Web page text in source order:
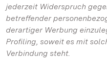
jederzeit Widerspruch
betreffender
derartiger Werbung
Profiling, soweit es mit
Verbindung steht.